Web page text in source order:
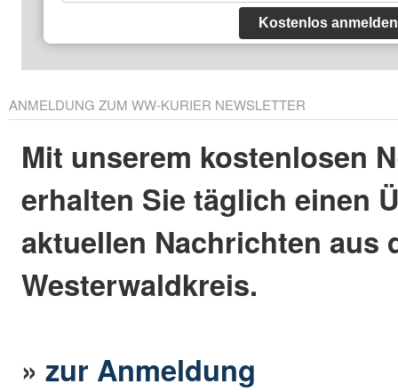
Kostenlos anmelden
ANMELDUNG ZUM WW-KURIER NEWSLETTER
Mit unserem kostenlosen
erhalten Sie täglich einen
aktuellen Nachrichten aus
Westerwaldkreis.
»zur Anmeldung